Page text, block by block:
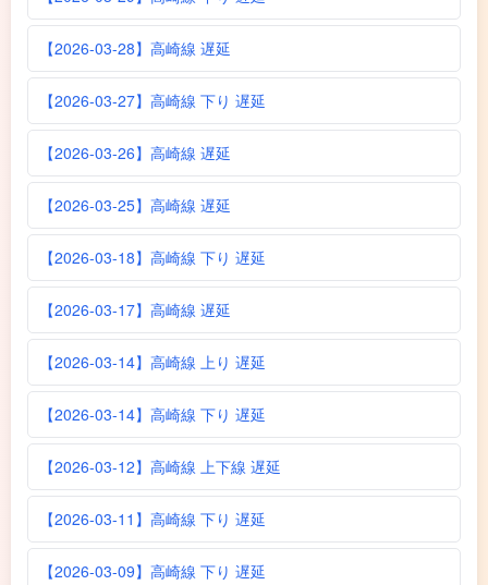
【2026-03-28】高崎線 遅延
【2026-03-27】高崎線 下り 遅延
【2026-03-26】高崎線 遅延
【2026-03-25】高崎線 遅延
【2026-03-18】高崎線 下り 遅延
【2026-03-17】高崎線 遅延
【2026-03-14】高崎線 上り 遅延
【2026-03-14】高崎線 下り 遅延
【2026-03-12】高崎線 上下線 遅延
【2026-03-11】高崎線 下り 遅延
【2026-03-09】高崎線 下り 遅延